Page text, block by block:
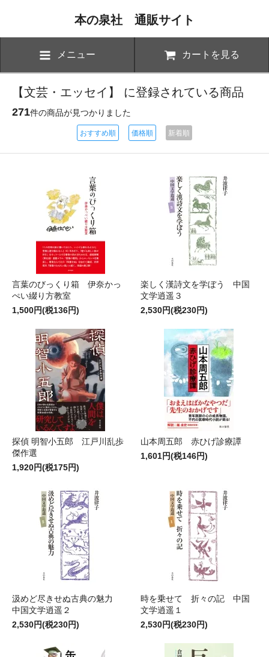
本の泉社 通販サイト
メニュー カートを見る
【文芸・エッセイ】 に登録されている商品
271件の商品が見つかりました
おすすめ順 価格順 新着順
言葉のびっくり箱 伊奈かっ
ぺい綴り方教室
1,500円(税136円)
楽しく漢詩文を学ぼう 中国
文学逍遥３
2,530円(税230円)
探偵 明智小五郎 江戸川乱歩
傑作選
1,920円(税175円)
山本周五郎 赤ひげ診療譚
1,601円(税146円)
汲めど尽きせぬ古典の魅力
中国文学逍遥２
2,530円(税230円)
時を乗せて 折々の記 中国
文学逍遥１
2,530円(税230円)